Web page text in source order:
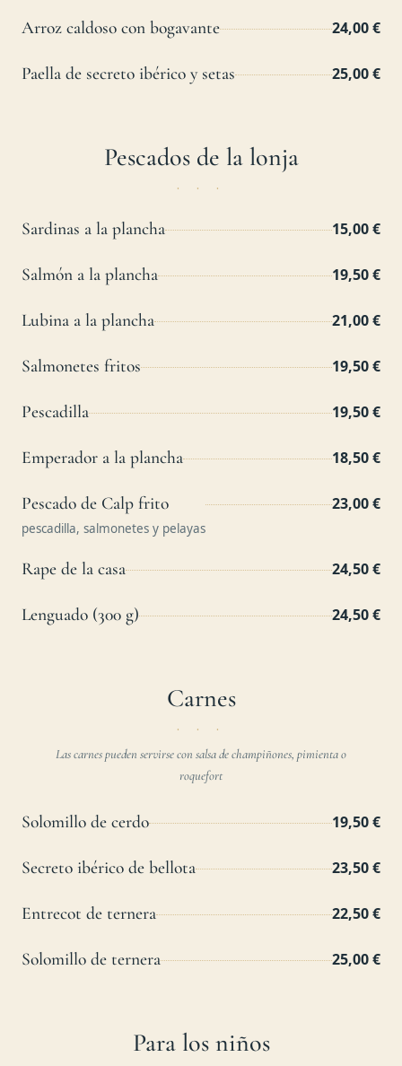
Arroz caldoso con bogavante 24,00 €
Paella de secreto ibérico y setas 25,00 €
Pescados de la lonja
Sardinas a la plancha 15,00 €
Salmón a la plancha 19,50 €
Lubina a la plancha 21,00 €
Salmonetes fritos 19,50 €
Pescadilla 19,50 €
Emperador a la plancha 18,50 €
Pescado de Calp frito
pescadilla, salmonetes y pelayas
23,00 €
Rape de la casa 24,50 €
Lenguado (300 g) 24,50 €
Carnes
Las carnes pueden servirse con salsa de champiñones, pimienta o
roquefort
Solomillo de cerdo 19,50 €
Secreto ibérico de bellota 23,50 €
Entrecot de ternera 22,50 €
Solomillo de ternera 25,00 €
Para los niños